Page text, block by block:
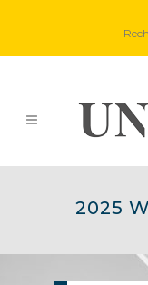
2025